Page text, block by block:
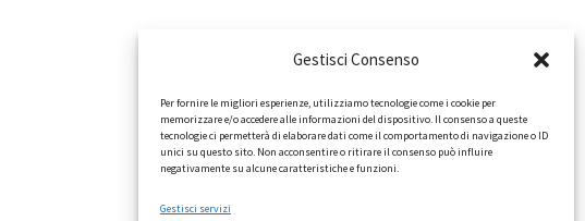
Gestisci Consenso
Per fornire le migliori esperienze, utilizziamo tecnologie come i cookie per
memorizzare e/o accedere alle informazioni del dispositivo. Il consenso a queste
tecnologie ci permetterà di elaborare dati come il comportamento di navigazione o ID
unici su questo sito. Non acconsentire o ritirare il consenso può influire
negativamente su alcune caratteristiche e funzioni.
Gestisci servizi